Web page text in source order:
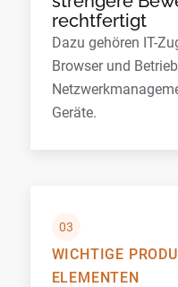
rechtfertigt
Dazu gehören IT-
Browser und
Geräte.
03
WICHTIGE
ELEMENTEN